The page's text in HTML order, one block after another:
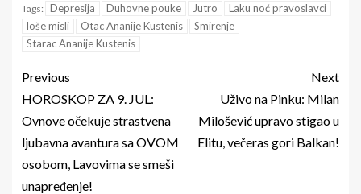
Tags: Depresija Duhovne pouke Jutro
Laku noć pravoslavci
loše misli
Otac Ananije Kustenis
Smirenje
Starac Ananije Kustenis
Previous
HOROSKOP ZA 9. JUL:
Ovnove očekuje strastvena
ljubavna avantura sa OVOM
osobom, Lavovima se smeši
unapređenje!
Next
Uživo na Pinku: Milan
Milošević upravo stigao u
Elitu, večeras gori Balkan!